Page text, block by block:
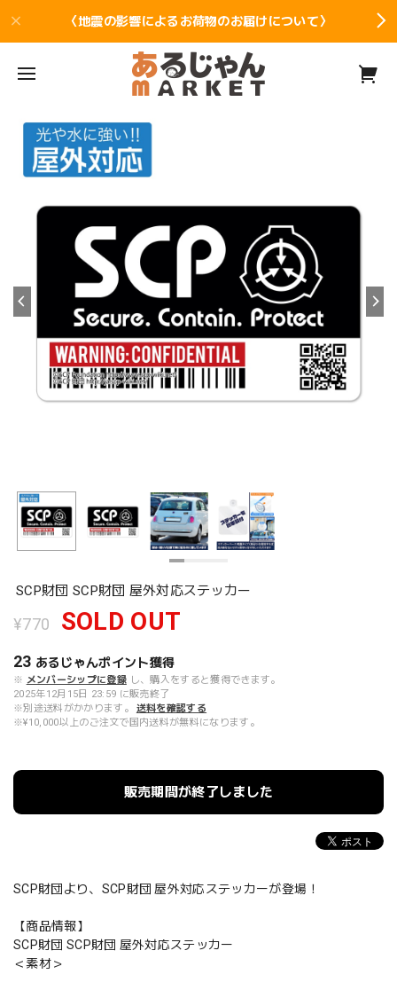
〈地震の影響によるお荷物のお届けについて〉
SCP財団 SCP財団 屋外対応ステッカー
¥770 SOLD OUT
23 あるじゃんポイント獲得
※ メンバーシップに登録 し、購入をすると獲得できます。
2025年12月15日 23:59 に販売終了
※別途送料がかかります。
送料を確認する
※¥10,000以上のご注文で国内送料が無料になります。
販売期間が終了しました
SCP財団より、SCP財団 屋外対応ステッカーが登場！
【商品情報】
SCP財団 SCP財団 屋外対応ステッカー
＜素材＞